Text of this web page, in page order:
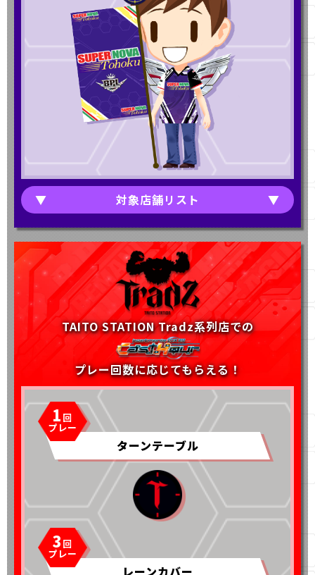
対象店舗リスト
TAITO STATION Tradz系列店での
プレー回数に応じてもらえる！
1
ターンテーブル
3
レーンカバー